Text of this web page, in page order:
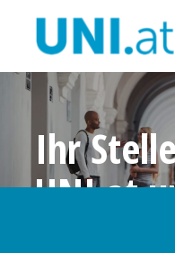
Ihr
UNI.at